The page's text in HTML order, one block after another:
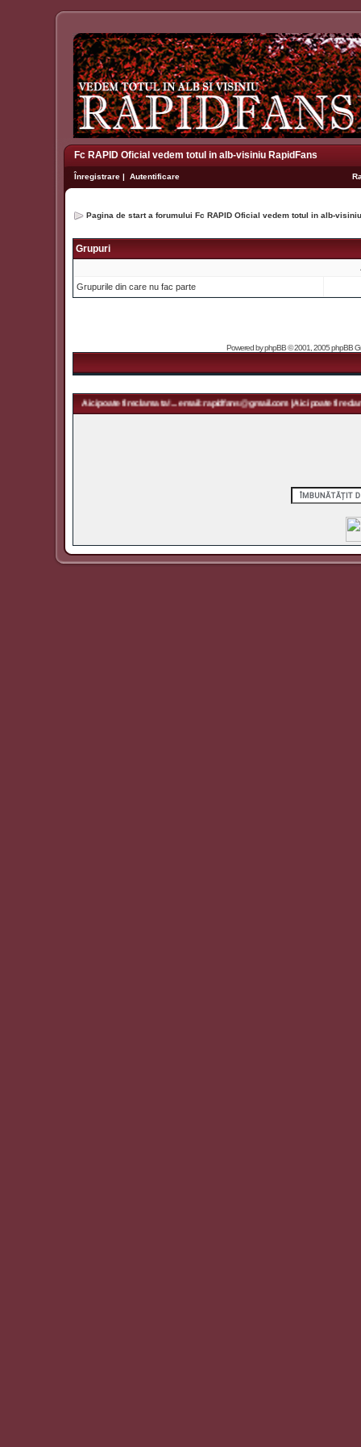
Fc RAPID Oficial vedem totul in alb-visiniu RapidFans
Înregistrare | Autentificare
Pagina de start a forumului Fc RAPID Oficial vedem totul in alb-
Grupuri
Grupurile din care nu fac parte
Powered byphpBB© 2001, 2005 phpBB
| Aici poate fi reclama ta! ... email: rapidfans@gmail.com | Aici poate fi reclama